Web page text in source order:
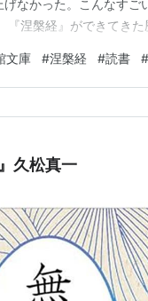
なかった。こんなすご
涅槃経』ができてきた
面白い。そこもそうな
るよ…
文庫 #涅槃経 #読書 #
久松真一